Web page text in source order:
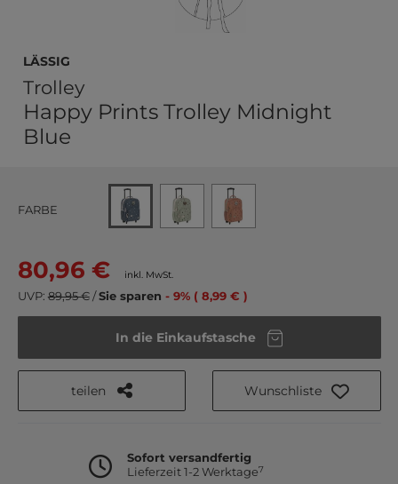
Lässig
Trolley
Happy Prints Trolley Midnight
Blue
FARBE
80,96 € inkl. MwSt.
UVP: 89,95 €/Sie sparen - 9% ( 8,99 € )
In die Einkaufstasche
teilen Wunschliste
Sofort versandfertig
Lieferzeit 1-2 Werktage7